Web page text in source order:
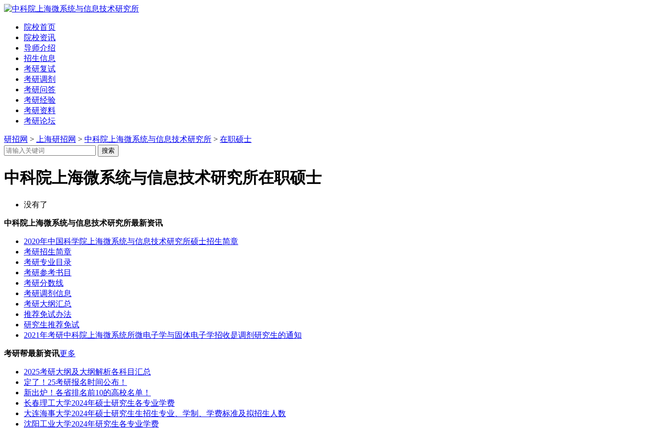
院校首页
院校资讯
导师介绍
招生信息
考研复试
考研调剂
考研问答
考研经验
考研资料
考研论坛
研招网 > 上海研招网 > 中科院上海微系统与信息技术研究所 > 在职硕士
中科院上海微系统与信息技术研究所在职硕士
没有了
中科院上海微系统与信息技术研究所最新资讯
2020年中国科学院上海微系统与信息技术研究所硕士招生简章
考研招生简章
考研专业目录
考研参考书目
考研分数线
考研调剂信息
考研大纲汇总
推荐免试办法
研究生推荐免试
2021年考研中科院上海微系统所微电子学与固体电子学招收是调剂研究生的通知
考研帮最新资讯更多
2025考研大纲及大纲解析各科目汇总
定了！25考研报名时间公布！
新出炉！各省排名前10的高校名单！
长春理工大学2024年硕士研究生各专业学费
大连海事大学2024年硕士研究生生招生专业、学制、学费标准及拟招生人数
沈阳工业大学2024年研究生各专业学费